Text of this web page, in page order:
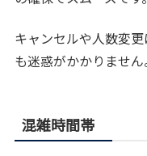
キャンセルや人数変
も迷惑がかかりません
混雑時間帯